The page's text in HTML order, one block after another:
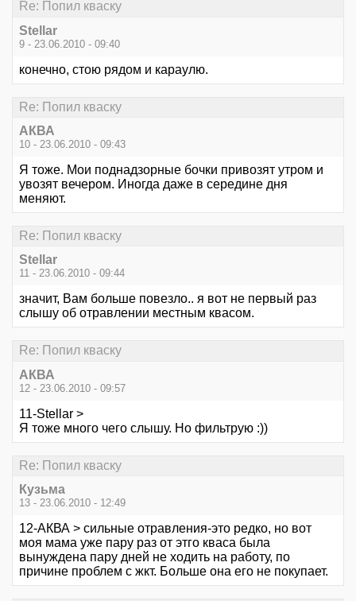
Re: Попил кваску
Stellar
9 - 23.06.2010 - 09:40
конечно, стою рядом и караулю.
Re: Попил кваску
АКВА
10 - 23.06.2010 - 09:43
Я тоже. Мои поднадзорные бочки привозят утром и
увозят вечером. Иногда даже в середине дня
меняют.
Re: Попил кваску
Stellar
11 - 23.06.2010 - 09:44
значит, Вам больше повезло.. я вот не первый раз
слышу об отравлении местным квасом.
Re: Попил кваску
АКВА
12 - 23.06.2010 - 09:57
11-Stellar >
Я тоже много чего слышу. Но фильтрую :))
Re: Попил кваску
Кузьма
13 - 23.06.2010 - 12:49
12-АКВА > сильные отравления-это редко, но вот
моя мама уже пару раз от этго кваса была
вынуждена пару дней не ходить на работу, по
причине проблем с жкт. Больше она его не покупает.